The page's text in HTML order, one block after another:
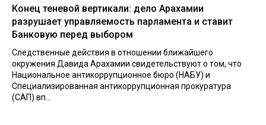
Конец теневой вертикали: дело Арахамии
разрушает управляемость парламента и ставит
Банковую перед выбором
Следственные действия в отношении ближайшего
окружения Давида Арахамии свидетельствуют о том, что
Национальное антикоррупционное бюро (НАБУ) и
Специализированная антикоррупционная прокуратура
(САП) вп...